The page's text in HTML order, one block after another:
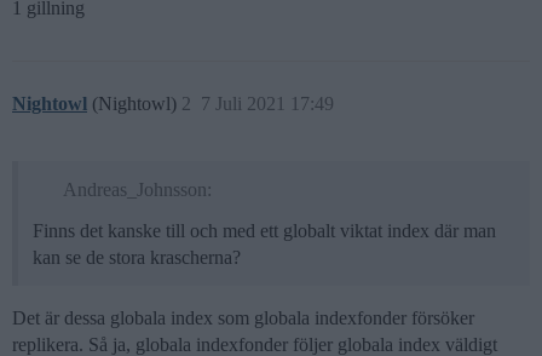
1 gillning
Nightowl (Nightowl) 7 Juli 2021 17:49
2
Andreas_Johnsson:
Finns det kanske till och med ett globalt viktat index där man
kan se de stora krascherna?
Det är dessa globala index som globala indexfonder försöker
replikera. Så ja, globala indexfonder följer globala index väldigt